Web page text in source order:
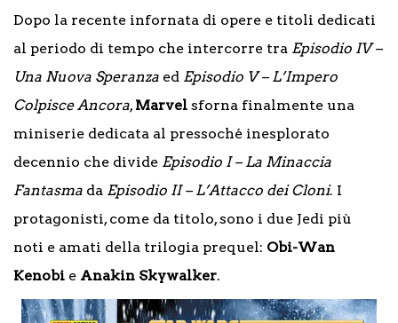
Dopo la recente infornata di opere e titoli dedicati
al periodo di tempo che intercorre tra Episodio IV –
Una Nuova Speranza ed Episodio V – L’Impero
Colpisce Ancora,Marvel sforna finalmente una
miniserie dedicata al pressoché inesplorato
decennio che divide Episodio I – La Minaccia
Fantasma da Episodio II – L’Attacco dei Cloni. I
protagonisti, come da titolo, sono i due Jedi più
noti e amati della trilogia prequel: Obi-Wan
Kenobi e Anakin Skywalker.